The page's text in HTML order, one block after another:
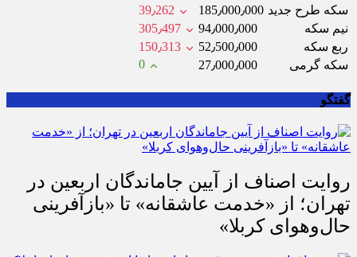
سکه طرح جدید 185٫000٫000
39٫262
نیم سکه
94٫000٫000
305٫497
ربع سکه
52٫500٫000
150٫313
سکه گرمی
27٫000٫000 0
گفتگو
روایت اصناف از آیین جاماندگان اربعین در
تهران؛ از «خدمت عاشقانه» تا «بازآفرینی
حال‌وهوای کربلا»